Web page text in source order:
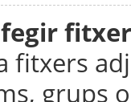
fitxers
grups